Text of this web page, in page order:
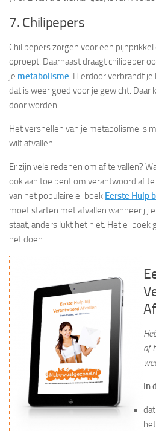
7. Chilipepers
Chilipepers zorgen voor een
oproept. Daarnaast draagt chilipeper
je metabolisme. Hierdoor verbrandt je
dat is weer goed voor je gewicht. Daar
door worden.
Het versnellen van je metabolisme is
wilt afvallen.
Er zijn vele redenen om af te vallen?
ook aan toe bent om verantwoord af
van het populaire e-boek Eerste Hulp
moet starten met afvallen wanneer jij
staat, anders lukt het niet. Het e-boek
het doen.
af
In
het